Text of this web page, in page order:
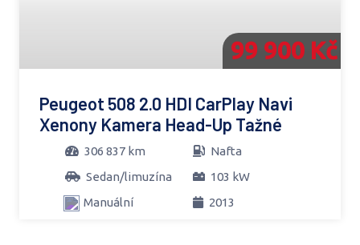
99 900 Kč
Peugeot 508 2.0 HDI CarPlay Navi
Xenony Kamera Head-Up Tažné
306 837 km
Nafta
Sedan/limuzína
103 kW
Manuální
2013